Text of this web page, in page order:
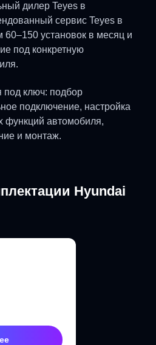
дилер Teyes в
сервис Teyes в
установок в месяц и
под конкретную
под ключ: подбор
подключение, настройка
функций автомобиля,
и монтаж.
Hyundai